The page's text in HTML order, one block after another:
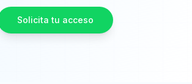
Solicita tu acceso